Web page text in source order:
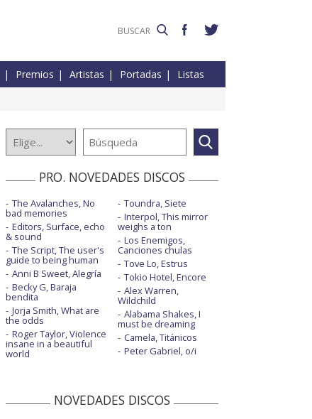
Premios Artistas Portadas Listas
PRO. NOVEDADES DISCOS
The Avalanches, No
bad memories
Editors, Surface, echo
& sound
The Script, The user's
guide to being human
Anni B Sweet, Alegría
Becky G, Baraja
bendita
Jorja Smith, What are
the odds
Roger Taylor, Violence
insane in a beautiful
world
Toundra, Siete
Interpol, This mirror
weighs a ton
Los Enemigos,
Canciones chulas
Tove Lo, Estrus
Tokio Hotel, Encore
Alex Warren,
Wildchild
Alabama Shakes, I
must be dreaming
Camela, Titánicos
Peter Gabriel, o/i
NOVEDADES DISCOS